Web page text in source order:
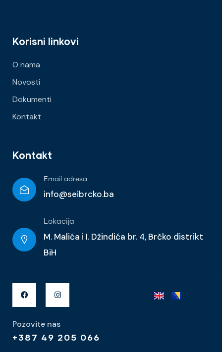
Korisni linkovi
O nama
Novosti
Dokumenti
Kontakt
Kontakt
Email adresa
info@seibrcko.ba
Lokacija
M. Malića i I. Džindića br. 4, Brčko distrikt
BiH
Pozovite nas
+387 49 205 066